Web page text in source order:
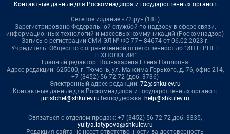
Контактные данные для Роскомнадзора и государственных органов
Сетевое издание «72.ру» (18+)
Зарегистрировано Федеральной службой по надзору в сфере связи,
информационных технологий и массовых коммуникаций (Роскомнадзор)
Запись о регистрации СМИ ЭЛ № ФС 77– 84674 от 06.02.2023 г.
Учредитель: Общество с ограниченной ответственностью "ИНТЕРНЕТ
ТЕХНОЛОГИИ"
Главный редактор: Познахарева Елена Павловна
Адрес редакции: 625000, г. Тюмень, ул. Максима Горького, д. 76, офис 214,
+7 (3452) 56-72-72 (доб. 3736)
Электронный адрес редакции: 72@shkulev.ru
Контактные данные для Роскомнадзора и государственных органов:
juristchel@shkulev.ruТехподдержка: help@shkulev.ru
Связаться с отделом продаж: +7 (3452) 56-72-72 доб. 3335,
yuliya.latypova@shkulev.ru
Редакция сайта не несет ответственности за достоверность